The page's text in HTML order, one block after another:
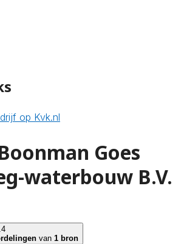
op Kvk.nl
Goes
waterbouw B.V.
van 1 bron